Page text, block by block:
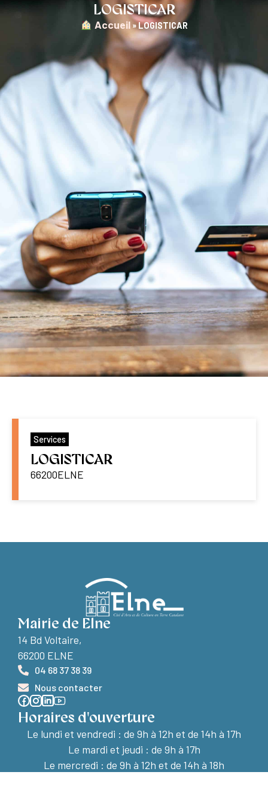
LOGISTICAR
︎ Accueil »LOGISTICAR
Services
LOGISTICAR
66200ELNE
Mairie de Elne
14 Bd Voltaire,
66200 ELNE
04 68 37 38 39
Nous contacter
Horaires d'ouverture
Le lundi et vendredi : de 9h à 12h et de 14h à 17h
Le mardi et jeudi : de 9h à 17h
Le mercredi : de 9h à 12h et de 14h à 18h